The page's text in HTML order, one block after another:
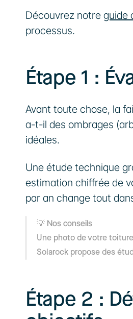
Découvrez notre guide
processus.
Étape 1 :
Avant toute chose, la
a-t-il des ombrages
idéales.
Une étude technique
estimation chiffrée de
par an change tout
💡 Nos conseils
Une photo de votre
Solarock propose des
Étape 2 :